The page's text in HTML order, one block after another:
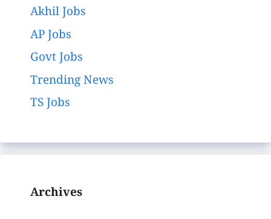
Akhil Jobs
AP Jobs
Govt Jobs
Trending News
TS Jobs
Archives